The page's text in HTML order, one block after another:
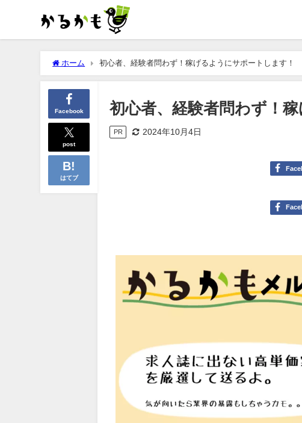
ホーム 初心者、経験者問わず！稼げるようにサポートします！
Facebook
post
はてブ
初心者、経験者問わず！
PR 2024年10月4日